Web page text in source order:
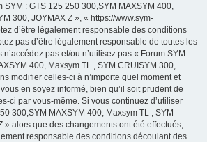
SYM : GTS 125 250 300,SYM MAXSYM 400,
300, JOYMAX Z », « https://www.sym-
d’être légalement responsable des conditions
pas d’être légalement responsable de toutes les
pas et/ou n’utilisez pas « Forum SYM :
400, Maxsym TL , SYM CRUISYM 300,
modifier celles-ci à n’importe quel moment et
en soyez informé, bien qu’il soit prudent de
ci par vous-même. Si vous continuez d’utiliser
300,SYM MAXSYM 400, Maxsym TL , SYM
» alors que des changements ont été effectués,
responsable des conditions découlant des